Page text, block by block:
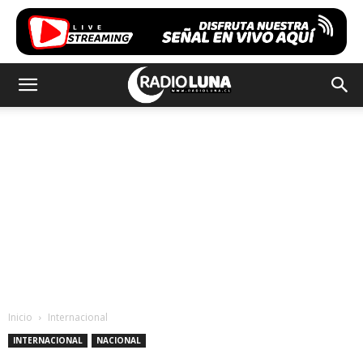
Inicio Internacional
INTERNACIONAL NACIONAL